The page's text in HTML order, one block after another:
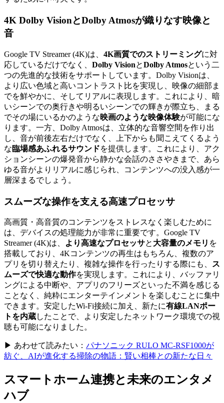
4K Dolby VisionとDolby Atmosが織りなす映像と
音
Google TV Streamer (4K)は、 4K画質でのストリーミングに対
応しているだけでなく、 Dolby VisionとDolby Atmosという二
つの先進的な技術をサポートしています。Dolby Visionは、
より広い色域と高いコントラスト比を実現し、映像の細部ま
でを鮮やかに、そしてリアルに表現します。これにより、暗
いシーンでの奥行きや明るいシーンでの輝きが際立ち、まる
でその場にいるかのような映画のような映像体験が可能にな
ります。一方、Dolby Atmosは、立体的な音響空間を作り出
し、音が前後左右だけでなく、上下からも聞こえてくるよう
な臨場感あふれるサウンドを提供します。これにより、アク
ションシーンの爆発音から静かな会話のささやきまで、あら
ゆる音がよりリアルに感じられ、コンテンツへの没入感が一
層深まるでしょう。
スムーズな操作を支える高速プロセッサ
高画質・高音質のコンテンツをストレスなく楽しむために
は、デバイスの処理能力が非常に重要です。Google TV
Streamer (4K)は、
より高速なプロセッサと 大容量のメモリ を
搭載しており、4Kコンテンツの再生はもちろん、複数のア
プリを切り替えたり、複雑な操作を行ったりする際にも、
ス
ムーズで快適な動作を実現します。これにより、バッファリ
ングによる中断や、アプリのフリーズといった不満を感じる
ことなく、純粋にエンターテインメントを楽しむことに集中
できます。安定したWi-Fi接続に加え、新たに有線LANポー
トを内蔵したことで、より安定したネットワーク環境での視
聴も可能になりました。
▶ あわせて読みたい： パナソニック RULO MC-RSF1000が
紡ぐ、AIが進化する掃除の物語：賢い相棒との新たな日々
スマートホーム連携と未来のエンタメ
ハブ